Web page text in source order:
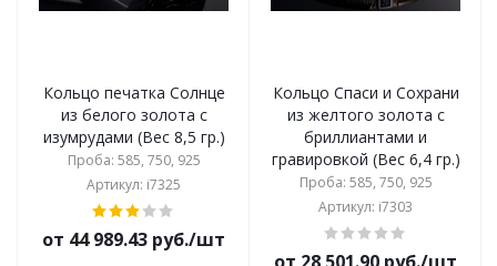
Кольцо печатка Солнце
из белого золота с
изумрудами (Вес 8,5 гр.)
Проба: 585, 750, 925
Артикул: i7325
от 44 989.43 руб./шт
Кольцо Спаси и Сохрани
из желтого золота с
бриллиантами и
гравировкой (Вес 6,4 гр.)
Проба: 585, 750, 925
Артикул: i7303